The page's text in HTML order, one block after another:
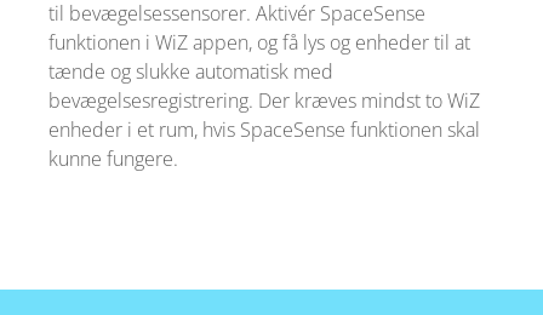
til bevægelsessensorer. Aktivér SpaceSense
funktionen i WiZ appen, og få lys og enheder til at
tænde og slukke automatisk med
bevægelsesregistrering. Der kræves mindst to WiZ
enheder i et rum, hvis SpaceSense funktionen skal
kunne fungere.